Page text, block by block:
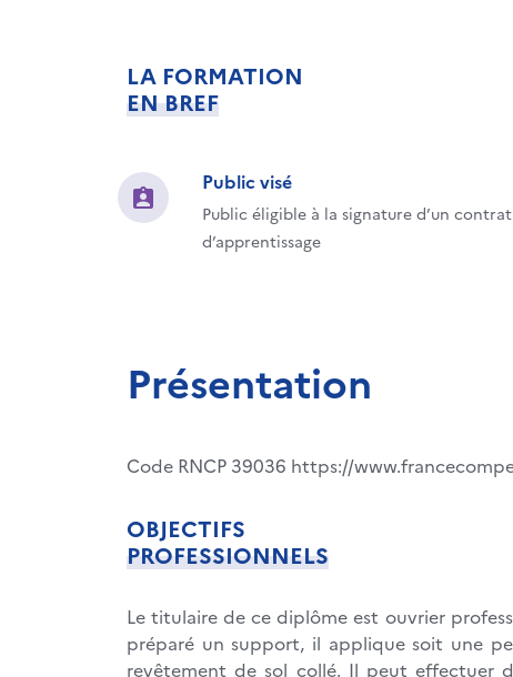
LA FORMATION
EN BREF
Public visé
Public éligible à la signature d’un contrat
d’apprentissage
Présentation
Code RNCP 39036 https://
OBJECTIFS
PROFESSIONNELS
Le titulaire de ce diplôme est ouvrier
préparé un support, il applique soit une
revêtement de sol collé. Il peut effectuer